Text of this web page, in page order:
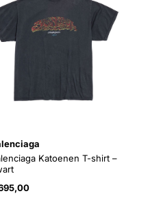
Katoenen T-shirt –